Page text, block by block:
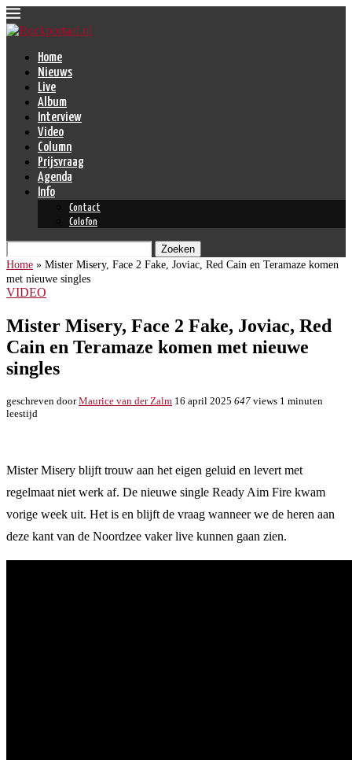
Home
Nieuws
Live
Album
Interview
Video
Column
Prijsvraag
Agenda
Info
Contact
Colofon
Zoeken
Home » Mister Misery, Face 2 Fake, Joviac, Red Cain en Teramaze komen
met nieuwe singles
VIDEO
Mister Misery, Face 2 Fake, Joviac, Red
Cain en Teramaze komen met nieuwe
singles
geschreven doorMaurice van der Zalm 16 april 2025 647 views 1 minuten
leestijd
Mister Misery blijft trouw aan het eigen geluid en levert met
regelmaat niet werk af. De nieuwe single Ready Aim Fire kwam
vorige week uit. Het is en blijft de vraag wanneer we de heren aan
deze kant van de Noordzee vaker live kunnen gaan zien.